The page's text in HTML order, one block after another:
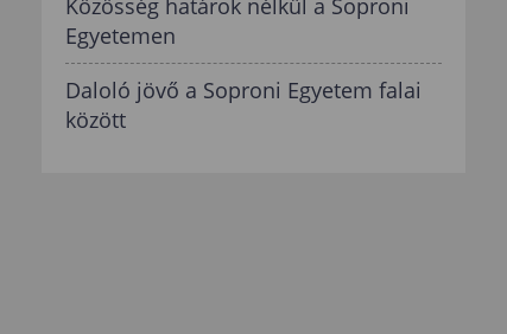
Közösség határok nélkül a Soproni
Egyetemen
Daloló jövő a Soproni Egyetem falai
között